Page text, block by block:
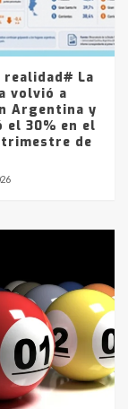
en
Axion
realidad# La
volvió a
Argentina y
el 30% en el
de